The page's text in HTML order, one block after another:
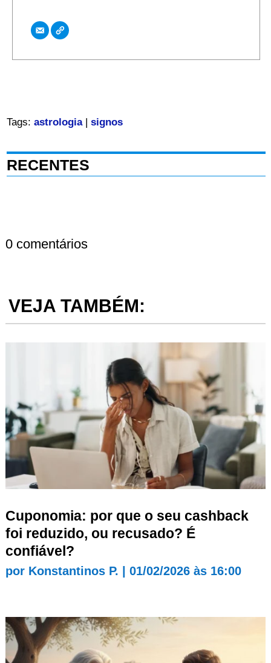
Tags: astrologia| signos
RECENTES
0 comentários
VEJA TAMBÉM:
Cuponomia: por que o seu cashback
foi reduzido, ou recusado? É
confiável?
por Konstantinos P. 01/02/2026 às 16:00